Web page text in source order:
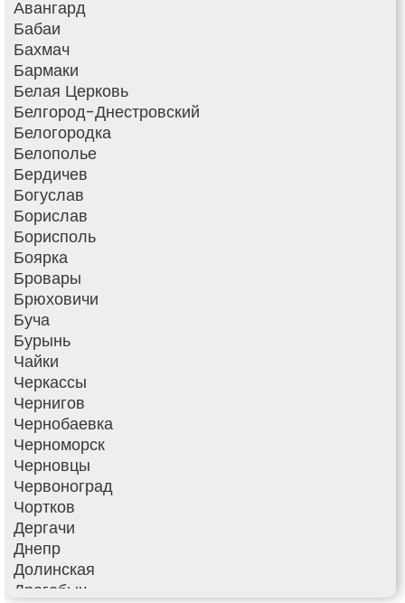
Доставить товар клиенту
Заказ еды на дом
АТБ доставка
Сильпо доставка
Варус доставка
Ашан доставка
Авангард
Бабаи
Бахмач
Бармаки
Белая Церковь
Белгород-Днестровский
Белогородка
Белополье
Бердичев
Богуслав
Борислав
Борисполь
Боярка
Бровары
Брюховичи
Буча
Бурынь
Чайки
Черкассы
Чернигов
Чернобаевка
Черноморск
Черновцы
Червоноград
Чортков
Дергачи
Днепр
Долинская
Дрогобыч